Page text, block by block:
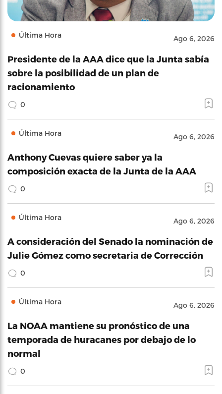
Última Hora Ago 6, 2026
Presidente de la AAA dice que la Junta sabía
sobre la posibilidad de un plan de
racionamiento
0
Última Hora Ago 6, 2026
Anthony Cuevas quiere saber ya la
composición exacta de la Junta de la AAA
0
Última Hora Ago 6, 2026
A consideración del Senado la nominación de
Julie Gómez como secretaria de Corrección
0
Última Hora Ago 6, 2026
La NOAA mantiene su pronóstico de una
temporada de huracanes por debajo de lo
normal
0